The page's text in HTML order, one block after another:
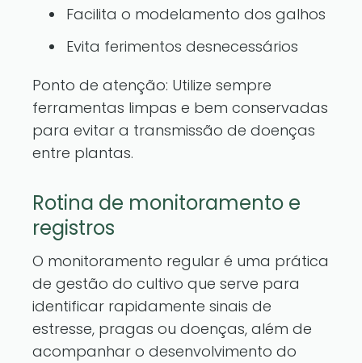
Facilita o modelamento dos galhos
Evita ferimentos desnecessários
Ponto de atenção: Utilize sempre
ferramentas limpas e bem conservadas
para evitar a transmissão de doenças
entre plantas.
Rotina de monitoramento e
registros
O monitoramento regular é uma prática
de gestão do cultivo que serve para
identificar rapidamente sinais de
estresse, pragas ou doenças, além de
acompanhar o desenvolvimento do